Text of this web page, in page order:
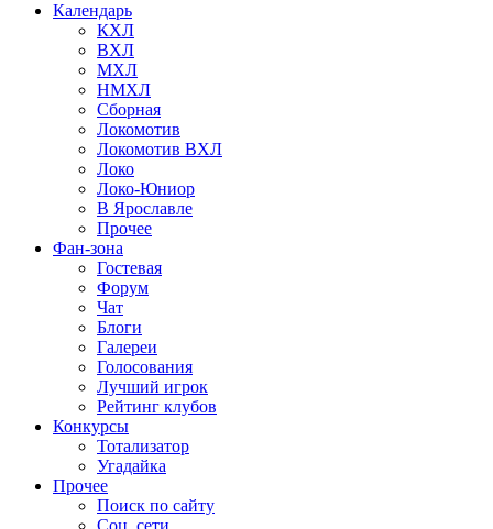
Календарь
КХЛ
ВХЛ
МХЛ
НМХЛ
Сборная
Локомотив
Локомотив ВХЛ
Локо
Локо-Юниор
В Ярославле
Прочее
Фан-зона
Гостевая
Форум
Чат
Блоги
Галереи
Голосования
Лучший игрок
Рейтинг клубов
Конкурсы
Тотализатор
Угадайка
Прочее
Поиск по сайту
Соц. сети